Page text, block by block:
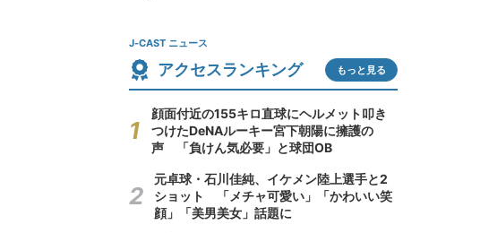
J-CAST ニュース
アクセスランキング もっと見る
顔面付近の155キロ直球にヘルメット叩き
つけたDeNAルーキー宮下朝陽に擁護の
声 「負けん気必要」と球団OB
元卓球・石川佳純、イケメン陸上選手と2
ショット 「メチャ可愛い」「かわいい笑
顔」「美男美女」話題に